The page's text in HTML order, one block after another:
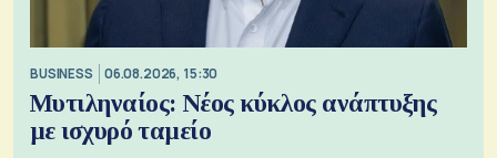
BUSINESS 06.08.2026, 15:30
Μυτιληναίος: Νέος κύκλος ανάπτυξης
με ισχυρό ταμείο